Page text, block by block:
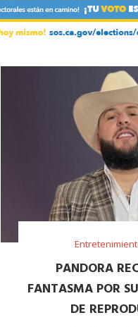
PANDORA
FANTASMA POR
DE